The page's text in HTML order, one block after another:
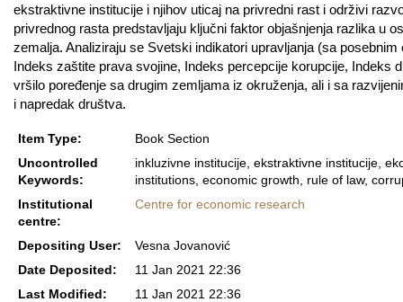
ekstraktivne institucije i njihov uticaj na privredni rast i održivi
privrednog rasta predstavljaju ključni faktor objašnjenja razlika u
zemalja. Analiziraju se Svetski indikatori upravljanja (sa
Indeks zaštite prava svojine, Indeks percepcije korupcije, Indeks
vršilo poređenje sa drugim zemljama iz okruženja, ali i sa
i napredak društva.
Item Type:
Book Section
Uncontrolled
Keywords:
inkluzivne institucije, ekstraktivne institucije,
institutions, economic growth, rule of law,
Institutional
centre:
Centre for economic research
Depositing User:
Vesna Jovanović
Date Deposited:
11 Jan 2021 22:36
Last Modified:
11 Jan 2021 22:36